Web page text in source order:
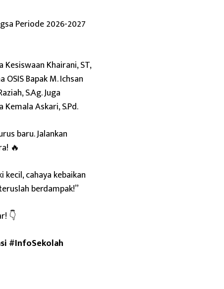
Periode 2026-2027
Khairani, ST,
OSIS Bapak M. Ichsan
S.Ag. Juga
Askari, S.Pd.
baru. Jalankan
🔥
kecil, cahaya kebaikan
berdampak!”
👇
#InfoSekolah